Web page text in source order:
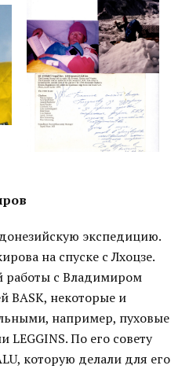
экспедицию.
на спуске с Лхоцзе.
работы с Владимиром
BASK, некоторые и
например, пуховые
По его совету
которую делали для его